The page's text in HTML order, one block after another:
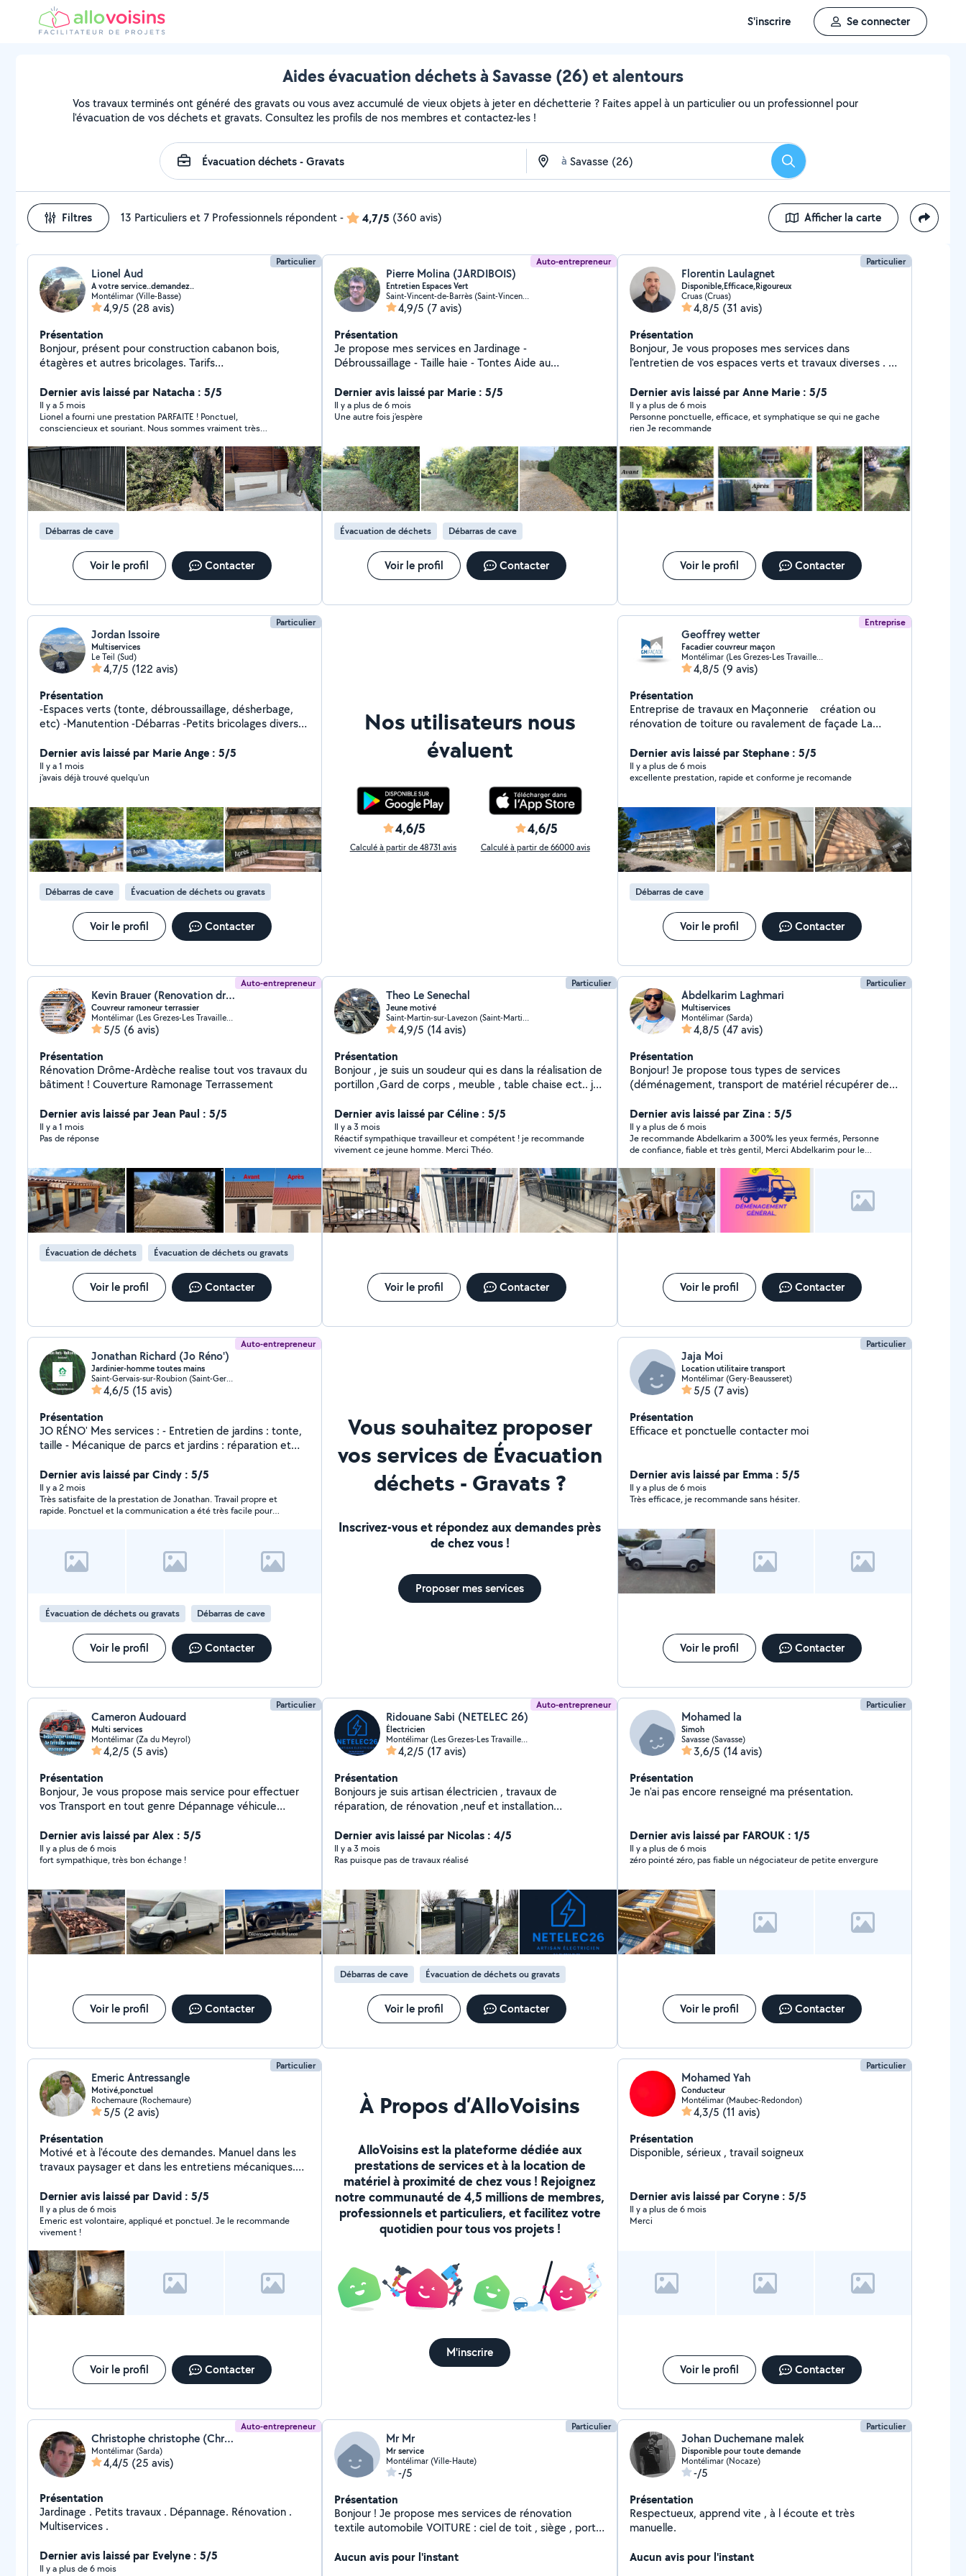
S'inscrire Se connecter
Aides évacuation déchets à Savasse (26) et alentours
Vos travaux terminés ont généré des gravats ou vous avez accumulé de vieux objets à jeter en déchetterie ? Faites appel à un particulier ou un professionnel pour
l'évacuation de vos déchets et gravats. Consultez les profils de nos membres et contactez-les !
à Rechercher
Filtres 13 Particuliers et 7 Professionnels répondent- 4,7/5 (360 avis) Afficher la carte
Particulier
Lionel Aud
A votre service..demandez..
Montélimar (Ville-Basse)
4,9/5 (28 avis)
Présentation
Bonjour, présent pour construction cabanon bois,
étagères et autres bricolages. Tarifs
verts. Domotique.Panneaux solaires..Activité en stand
bye à partir de septembre 2025 par manque de temps
..
Dernier avis laissé par Natacha : 5/5
Il y a 5 mois
Lionel a fourni une prestation PARFAITE ! Ponctuel,
consciencieux et souriant. Nous sommes vraiment très
Débarras de cave
Voir le profil Contacter
Auto-entrepreneur
Pierre Molina (JARDIBOIS)
Entretien Espaces Vert
Saint-Vincent-de-Barrès (Saint-Vincent-de-Barrès)
4,9/5 (7 avis)
Présentation
Je propose mes services en Jardinage -
Débroussaillage - Taille haie - Tontes Aide au
services, je fabrique des bacs à fleurs en tout genre,
étagères murales, plateaux, etc...etc Je suis en micro
entreprise et vous pouvez bénéficier du crédit d'impôt
Dernier avis laissé par Marie : 5/5
Il y a plus de 6 mois
Une autre fois j’espère
Évacuation de déchets Débarras de cave
Voir le profil Contacter
Particulier
Florentin Laulagnet
Disponible,Efficace,Rigoureux
Cruas (Cruas)
4,8/5 (31 avis)
Présentation
Bonjour, Je vous proposes mes services dans
l'entretien de vos espaces verts et travaux diverses . Je
réalisation de vos tâches. -Egalement je vous propose
une remorques 2m50 de longueur, remorque quad et
moto . -Je vous propose également de la décoration
pour vos événements (mariage,anniversaires,etc) et
service "Photographe" N'hésitez pas et contacté moi
pour plus de renseignements. Cordialement
Dernier avis laissé par Anne Marie : 5/5
Il y a plus de 6 mois
Personne ponctuelle, efficace, et symphatique se qui ne gache
rien Je recommande
Voir le profil Contacter
Particulier
Jordan Issoire
Multiservices
Le Teil (Sud)
4,7/5 (122 avis)
Présentation
-Espaces verts (tonte, débroussaillage, désherbage,
etc) -Manutention -Débarras -Petits bricolages divers
Dernier avis laissé par Marie Ange : 5/5
Il y a 1 mois
j'avais déjà trouvé quelqu'un
Débarras de cave Évacuation de déchets ou gravats
Voir le profil Contacter
Nos utilisateurs nous
évaluent
4,6/5
Calculé à partir de 48731 avis
4,6/5
Calculé à partir de 66000 avis
Entreprise
Geoffrey wetter
Facadier couvreur maçon
Montélimar (Les Grezes-Les Travailleurs)
4,8/5 (9 avis)
Présentation
Entreprise de travaux en Maçonnerie création ou
rénovation de toiture ou ravalement de façade La
Nous vous accompagnerons tout au long de votre
projet Chez GM Facade nous sommes fiers de mettre
notre-savoir faire au service de vos projets N'hésitez
Dernier avis laissé par Stephane : 5/5
Il y a plus de 6 mois
excellente prestation, rapide et conforme je recomande
Débarras de cave
Voir le profil Contacter
Auto-entrepreneur
Kevin Brauer (Renovation drome ardeche)
Couvreur ramoneur terrassier
Montélimar (Les Grezes-Les Travailleurs)
5/5 (6 avis)
Présentation
Rénovation Drôme-Ardèche realise tout vos travaux du
bâtiment ! Couverture Ramonage Terrassement
Dernier avis laissé par Jean Paul : 5/5
Il y a 1 mois
Pas de réponse
Évacuation de déchets Évacuation de déchets ou gravats
Voir le profil Contacter
Particulier
Theo Le Senechal
Jeune motivé
Saint-Martin-sur-Lavezon (Saint-Martin-sur-Lavezon)
4,9/5 (14 avis)
Présentation
Bonjour , je suis un soudeur qui es dans la réalisation de
portillon ,Gard de corps , meuble , table chaise ect.. je
double essieux. Si jamais vous avez besoin n'hésitez pas
à me contacter !
Dernier avis laissé par Céline : 5/5
Il y a 3 mois
Réactif sympathique travailleur et compétent ! je recommande
vivement ce jeune homme. Merci Théo.
Voir le profil Contacter
Particulier
Abdelkarim Laghmari
Multiservices
Montélimar (Sarda)
4,8/5 (47 avis)
Présentation
Bonjour! Je propose tous types de services
(déménagement, transport de matériel récupérer des
enlèvement de déchets/encombrants, bricolage
divers, rangement, etc). Je possède de l'outillage
divers, Je suis ouvert à toutes demandes. Si cela n'est
pas dans mes capacités je pourrais vous orienter vers
d'autres personnes de confiance. Cordialement
Dernier avis laissé par Zina : 5/5
Il y a plus de 6 mois
Je recommande Abdelkarim a 300% les yeux fermés, Personne
de confiance, fiable et très gentil, Merci Abdelkarim pour le
Voir le profil Contacter
Auto-entrepreneur
Jonathan Richard (Jo Réno')
Jardinier-homme toutes mains
Saint-Gervais-sur-Roubion (Saint-Gervais-sur-Roubion)
4,6/5 (15 avis)
Présentation
JO RÉNO' Mes services : - Entretien de jardins : tonte,
taille - Mécanique de parcs et jardins : réparation et
mains : petits travaux de bricolage, réparation et
entretien de propriétés - Conciergerie : gestion de
propriétés, entretien de résidences, services de
proximité - Nettoyage de tombes : nettoyage et
Dernier avis laissé par Cindy : 5/5
Il y a 2 mois
Très satisfaite de la prestation de Jonathan. Travail propre et
rapide. Ponctuel et la communication a été très facile pour
Évacuation de déchets ou gravats Débarras de cave
Voir le profil Contacter
Vous souhaitez proposer
vos services de Évacuation
déchets - Gravats ?
Inscrivez-vous et répondez aux demandes près
de chez vous !
Proposer mes services
Particulier
Jaja Moi
Location utilitaire transport
Montélimar (Gery-Beausseret)
5/5 (7 avis)
Présentation
Efficace et ponctuelle contacter moi
Dernier avis laissé par Emma : 5/5
Il y a plus de 6 mois
Très efficace, je recommande sans hésiter.
Voir le profil Contacter
Particulier
Cameron Audouard
Multi services
Montélimar (Za du Meyrol)
4,2/5 (5 avis)
Présentation
Bonjour, Je vous propose mais service pour effectuer
vos Transport en tout genre Dépannage véhicule
déchèterie . CÔTÉ JARDIN Tonte de pelouse
Débroussaillage Élagage de haie Coupe d'arbres CÔTÉ
BÂTIMENT peinture intérieur extérieur Réparation
Ponctuelle Serviable
Dernier avis laissé par Alex : 5/5
Il y a plus de 6 mois
fort sympathique, très bon échange !
Voir le profil Contacter
Auto-entrepreneur
Ridouane Sabi (NETELEC 26)
Électricien
Montélimar (Les Grezes-Les Travailleurs)
4,2/5 (17 avis)
Présentation
Bonjours je suis artisan électricien , travaux de
réparation, de rénovation ,neuf et installation
, portail électrique volet roulant...
Dernier avis laissé par Nicolas : 4/5
Il y a 3 mois
Ras puisque pas de travaux réalisé
Débarras de cave Évacuation de déchets ou gravats
Voir le profil Contacter
Particulier
Mohamed la
Simoh
Savasse (Savasse)
3,6/5 (14 avis)
Présentation
Je n'ai pas encore renseigné ma présentation.
Dernier avis laissé par FAROUK : 1/5
Il y a plus de 6 mois
zéro pointé zéro, pas fiable un négociateur de petite envergure
Voir le profil Contacter
Particulier
Emeric Antressangle
Motivé,ponctuel
Rochemaure (Rochemaure)
5/5 (2 avis)
Présentation
Motivé et à l'écoute des demandes. Manuel dans les
travaux paysager et dans les entretiens mécaniques.
au déménagement. Possibilité de vous aider a la charge
de gravas et à certains petit travaux.
Dernier avis laissé par David : 5/5
Il y a plus de 6 mois
Emeric est volontaire, appliqué et ponctuel. Je le recommande
vivement !
Voir le profil Contacter
À Propos d’AlloVoisins
AlloVoisins est la plateforme dédiée aux
prestations de services et à la location de
matériel à proximité de chez vous ! Rejoignez
notre communauté de 4,5 millions de membres,
professionnels et particuliers, et facilitez votre
quotidien pour tous vos projets !
M'inscrire
Particulier
Mohamed Yah
Conducteur
Montélimar (Maubec-Redondon)
4,3/5 (11 avis)
Présentation
Disponible, sérieux , travail soigneux
Dernier avis laissé par Coryne : 5/5
Il y a plus de 6 mois
Merci
Voir le profil Contacter
Auto-entrepreneur
Christophe christophe (Christophe26.multiservices)
Montélimar (Sarda)
4,4/5 (25 avis)
Présentation
Jardinage . Petits travaux . Dépannage. Rénovation .
Multiservices .
Dernier avis laissé par Evelyne : 5/5
Il y a plus de 6 mois
Particulier
Mr Mr
Mr service
Montélimar (Ville-Haute)
-/5
Présentation
Bonjour ! Je propose mes services de rénovation
textile automobile VOITURE : ciel de toit , siège , porte
retouche sur tout type de vêtement . TRANSPORT :
Aucun avis pour l'instant
Particulier
Johan Duchemane malek
Disponible pour toute demande
Montélimar (Nocaze)
-/5
Présentation
Respectueux, apprend vite , à l écoute et très
manuelle.
Aucun avis pour l'instant